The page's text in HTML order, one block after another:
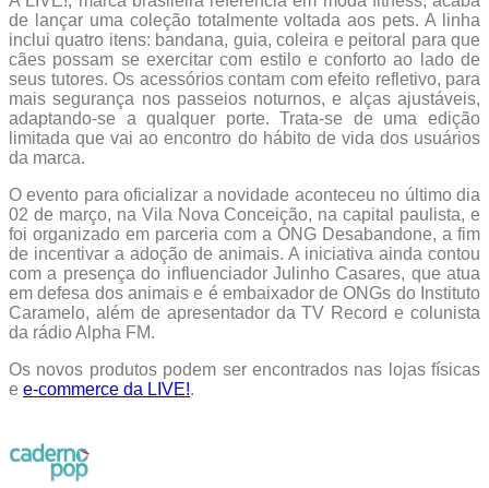
de lançar uma coleção totalmente voltada aos pets. A linha
inclui quatro itens: bandana, guia, coleira e peitoral para que
cães possam se exercitar com estilo e conforto ao lado de
seus tutores. Os acessórios contam com efeito refletivo, para
mais segurança nos passeios noturnos, e alças ajustáveis,
adaptando-se a qualquer porte. Trata-se de uma edição
limitada que vai ao encontro do hábito de vida dos usuários
da marca.
O evento para oficializar a novidade aconteceu no último dia
02 de março, na Vila Nova Conceição, na capital paulista, e
foi organizado em parceria com a ONG Desabandone, a fim
de incentivar a adoção de animais. A iniciativa ainda contou
com a presença do influenciador Julinho Casares, que atua
em defesa dos animais e é embaixador de ONGs do Instituto
Caramelo, além de apresentador da TV Record e colunista
da rádio Alpha FM.
Os novos produtos podem ser encontrados nas lojas físicas
e e-commerce da LIVE!.